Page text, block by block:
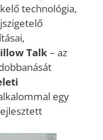
technológia,
Talk– az
egy